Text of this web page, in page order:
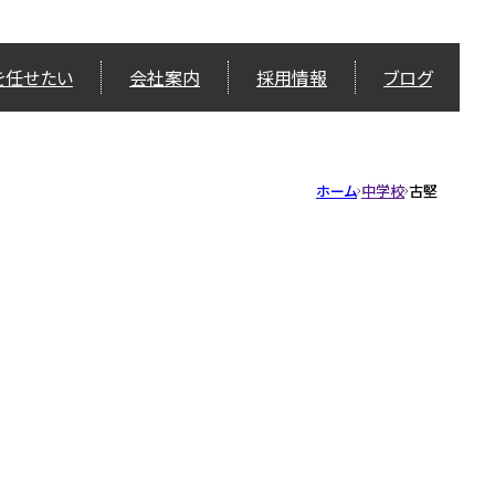
せたい 会社案内 採用情報 ブログ
ホーム 中学校 古堅